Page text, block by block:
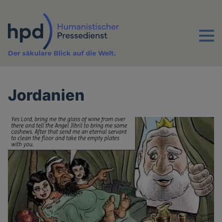
Inhalt
Menu
Der säkulare Blick auf die Welt.
Jordanien